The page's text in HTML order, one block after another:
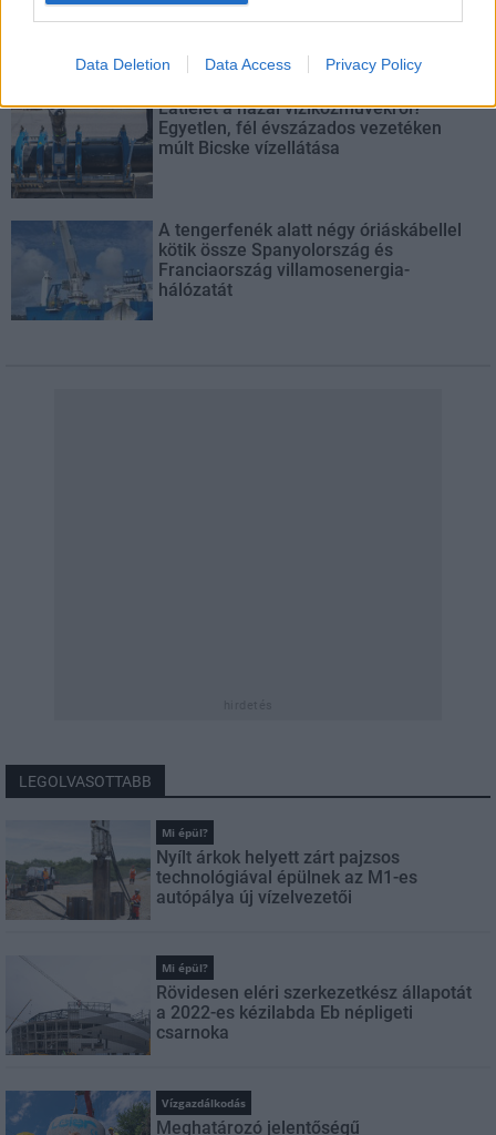
Data Deletion Data Access Privacy Policy
Flórián téri felüljárón
Látlelet a hazai víziközművekről?
Egyetlen, fél évszázados vezetéken
múlt Bicske vízellátása
A tengerfenék alatt négy óriáskábellel
kötik össze Spanyolország és
Franciaország villamosenergia-
hálózatát
LEGOLVASOTTABB
Mi épül?
Nyílt árkok helyett zárt pajzsos
technológiával épülnek az M1-es
autópálya új vízelvezetői
Mi épül?
Rövidesen eléri szerkezetkész állapotát
a 2022-es kézilabda Eb népligeti
csarnoka
Vízgazdálkodás
Meghatározó jelentőségű